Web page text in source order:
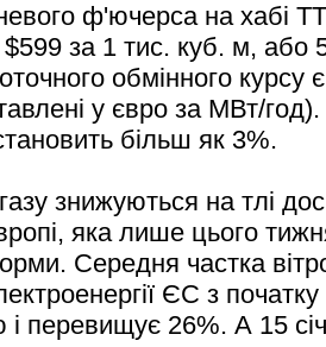
ф'ючерса на хабі
за 1 тис. куб. м, або
обмінного курсу
у євро за МВт/
більш як 3%.
знижуються на тлі
яка лише цього
Середня частка
ЄС з
перевищує 26%. А 15